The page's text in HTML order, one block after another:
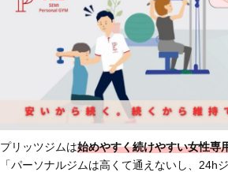
プリッツジムは始めやすく続けやすい女性専
「パーソナルジムは高くて通えないし、24h